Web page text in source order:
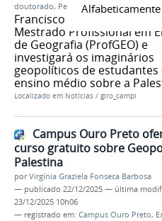
Alfabeticamente
doutorado, Pesquisa,Mídia
Francisco Ladeira atuará no
Mestrado Profissional em
de Geografia (ProfGEO) e
investigará os imaginários
geopolíticos de estudantes
ensino médio sobre a
Localizado em Notícias / giro_campi
Campus Ouro Preto
curso gratuito sobre
Palestina
porVirgínia Graziela Fonseca Barbosa
— publicado 22/12/2025 — última
23/12/2025 10h06
— registrado em: Campus Ouro Preto,